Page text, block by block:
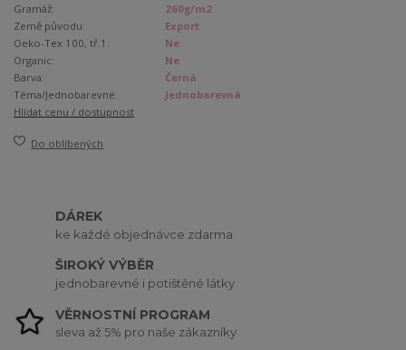
Gramáž:
260g/m2
Země původu:
Export
Oeko-Tex 100, tř.1:
Ne
Organic:
Ne
Barva:
Černá
Téma/Jednobarevné:
Jednobarevná
Hlídat cenu / dostupnost
Do oblíbených
DÁREK
ke každé objednávce zdarma
ŠIROKÝ VÝBĚR
jednobarevné i potištěné látky
VĚRNOSTNÍ PROGRAM
sleva až 5% pro naše zákazníky